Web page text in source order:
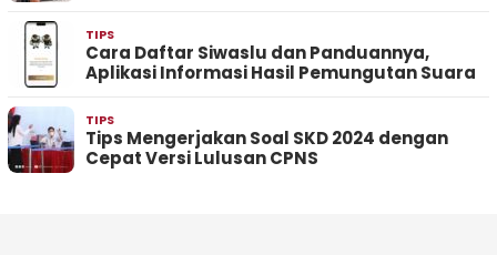
TIPS
Cara Daftar Siwaslu dan Panduannya,
Aplikasi Informasi Hasil Pemungutan Suara
TIPS
Tips Mengerjakan Soal SKD 2024 dengan
Cepat Versi Lulusan CPNS